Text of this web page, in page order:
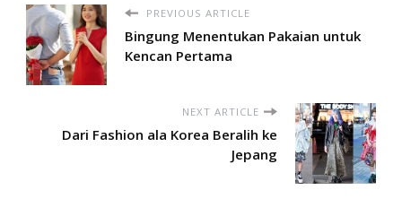
PREVIOUS ARTICLE
Bingung Menentukan Pakaian untuk
Kencan Pertama
NEXT ARTICLE
Dari Fashion ala Korea Beralih ke
Jepang